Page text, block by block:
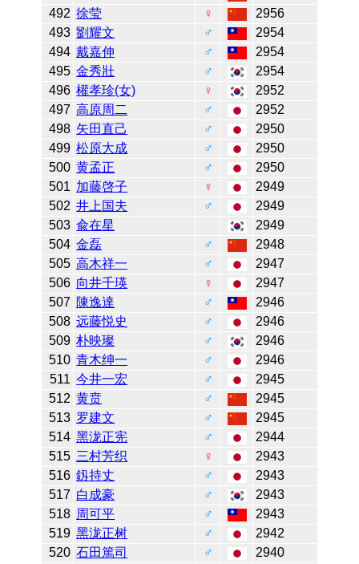
492 徐莹 ♀
2956
493 劉耀文 ♂
2954
494 戴嘉伸 ♂
2954
495 金秀壯 ♂
2954
496 權孝珍(女) ♀
2952
497 高原周二 ♂
2952
498 矢田直己 ♂
2950
499 松原大成 ♂
2950
500 黄孟正 ♂
2950
501 加藤啓子 ♀
2949
502 井上国夫 ♂
2949
503 兪在星
2949
504 金磊 ♂
2948
505 高木祥一 ♂
2947
506 向井千瑛 ♀
2947
507 陳逸達 ♂
2946
508 远藤悦史 ♂
2946
509 朴映璨 ♂
2946
510 青木绅一 ♂
2946
511 今井一宏 ♂
2945
512 黄贲 ♂
2945
513 罗建文 ♂
2945
514 黑泷正宪 ♂
2944
515 三村芳织 ♀
2943
516 釼持丈 ♂
2943
517 白成豪 ♂
2943
518 周可平 ♂
2943
519 黑泷正树 ♂
2942
520 石田篤司 ♂
2940